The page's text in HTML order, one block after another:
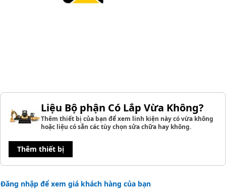
Liệu Bộ phận Có Lắp Vừa Không?
Thêm thiết bị của bạn để xem linh kiện này có vừa không
hoặc liệu có sẵn các tùy chọn sửa chữa hay không.
Thêm thiết bị
Đăng nhập để xem giá khách hàng của bạn